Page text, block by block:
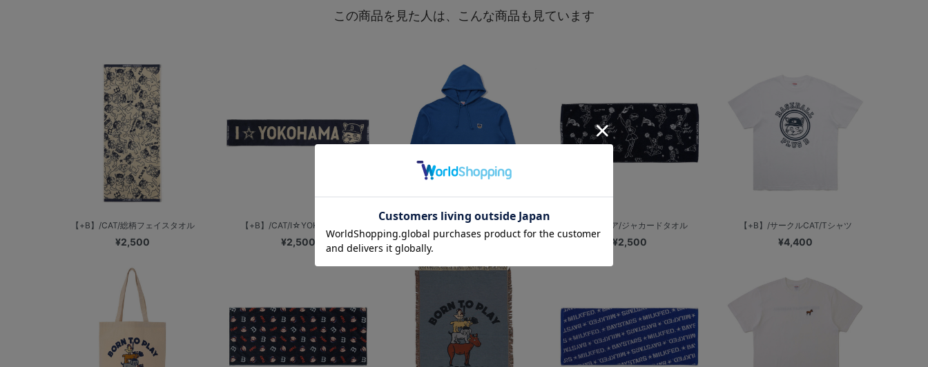
この商品を見た人は、こんな商品も見ています
【+B】/CAT/総柄フェイスタオル
¥2,500
【+B】/CAT/I☆YOKOHAMA...
¥2,500
【+B】/CATワッペン/パーカー 【+B】/チア/ジャカードタオル
¥2,500
【+B】/サークルCAT/Tシャツ
¥4,400